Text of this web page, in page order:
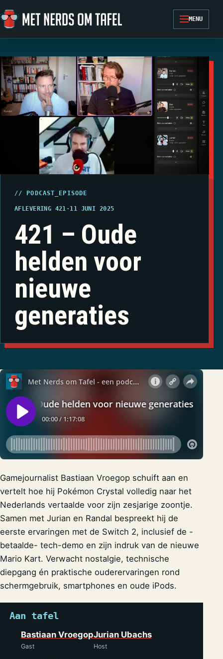
Ga naar de inhoud
MENU
// PODCAST_EPISODE
AFLEVERING 421 · 11 JUNI 2025
421 – Oude
helden voor
nieuwe
generaties
Gamejournalist Bastiaan Vroegop schuift aan en
vertelt hoe hij Pokémon Crystal volledig naar het
Nederlands vertaalde voor zijn zesjarige zoontje.
Samen met Jurian en Randal bespreekt hij de
eerste ervaringen met de Switch 2, inclusief de -
betaalde- tech-demo en zijn indruk van de nieuwe
Mario Kart. Verwacht nostalgie, technische
diepgang én praktische ouderervaringen rond
schermgebruik, smartphones en oude iPods.
Aan tafel
Bastiaan Vroegop
Gast
Jurian Ubachs
Host